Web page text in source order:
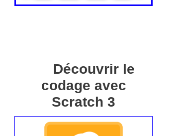
Découvrir le
codage avec
Scratch 3